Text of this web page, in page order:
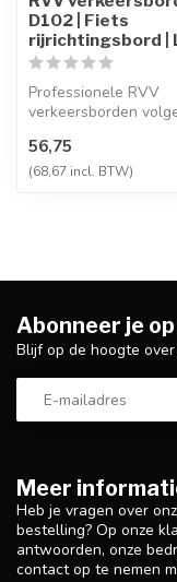
D102 | Fiets
rijrichtingsbord |
Professionele RVV
verkeersborden
vervaardigd uit
56,75
(68,67 incl. BTW)
Meer
Heb je vragen over
bestelling? Op onze
antwoorden, onze
contact op te nemen
Abonneer je
Blijf op de hoogte